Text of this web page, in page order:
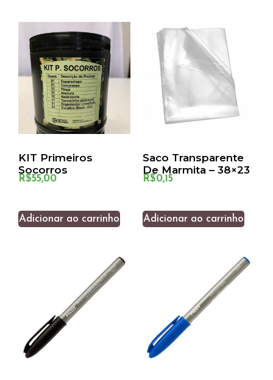
KIT Primeiros
Socorros
R$55,00
Adicionar ao carrinho
Saco Transparente
De Marmita – 38×23
R$0,15
Adicionar ao carrinho